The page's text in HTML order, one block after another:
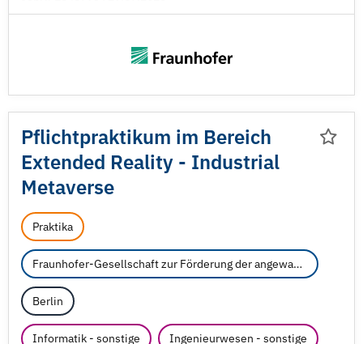
Pflichtpraktikum im Bereich
Extended Reality - Industrial
Metaverse
Praktika
Fraunhofer-Gesellschaft zur Förderung der angewandten Forschung e.V.
Berlin
Informatik - sonstige Ingenieurwesen - sonstige